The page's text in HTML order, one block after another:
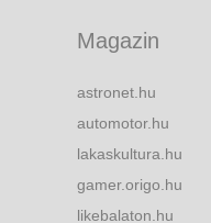
Magazin
astronet.hu
automotor.hu
lakaskultura.hu
gamer.origo.hu
likebalaton.hu